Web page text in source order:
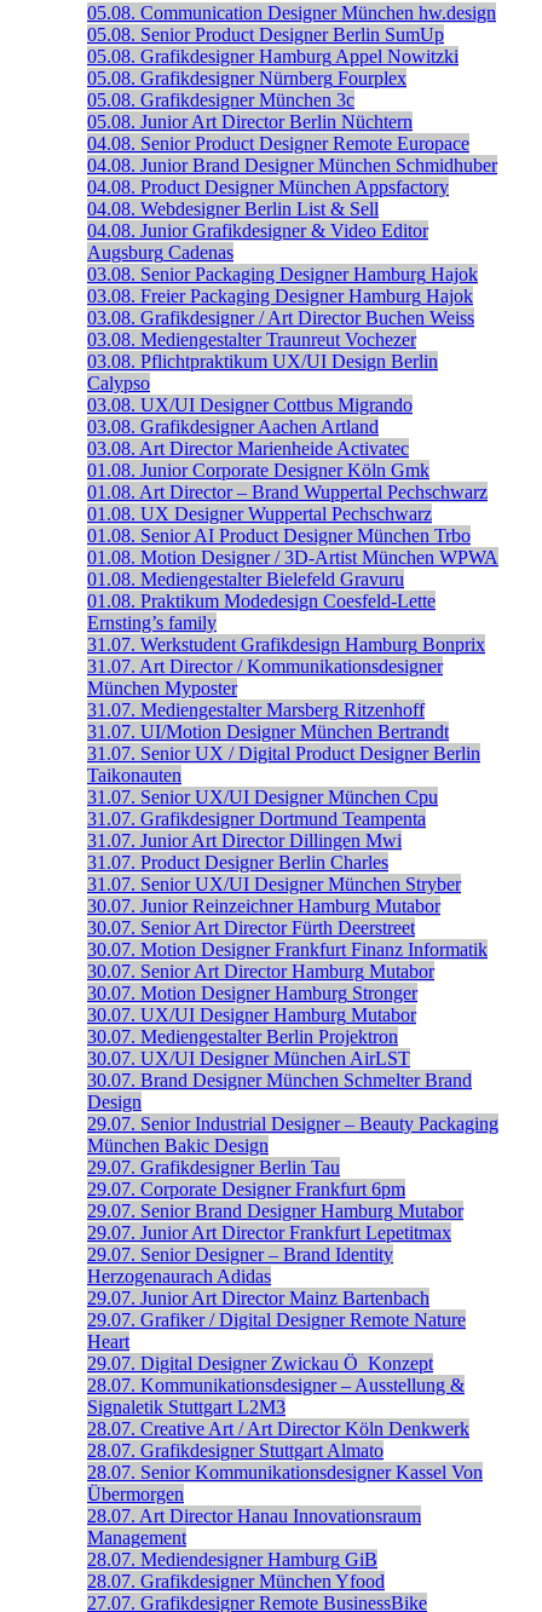
05.08. Communication Designer München hw.design
05.08. Senior Product Designer Berlin SumUp
05.08. Grafikdesigner Hamburg Appel Nowitzki
05.08. Grafikdesigner Nürnberg Fourplex
05.08. Grafikdesigner München 3c
05.08. Junior Art Director Berlin Nüchtern
04.08. Senior Product Designer Remote Europace
04.08. Junior Brand Designer München Schmidhuber
04.08. Product Designer München Appsfactory
04.08. Webdesigner Berlin List & Sell
04.08. Junior Grafikdesigner & Video Editor
Augsburg Cadenas
03.08. Senior Packaging Designer Hamburg Hajok
03.08. Freier Packaging Designer Hamburg Hajok
03.08. Grafikdesigner / Art Director Buchen Weiss
03.08. Mediengestalter Traunreut Vochezer
03.08. Pflichtpraktikum UX/UI Design Berlin
Calypso
03.08. UX/UI Designer Cottbus Migrando
03.08. Grafikdesigner Aachen Artland
03.08. Art Director Marienheide Activatec
01.08. Junior Corporate Designer Köln Gmk
01.08. Art Director – Brand Wuppertal Pechschwarz
01.08. UX Designer Wuppertal Pechschwarz
01.08. Senior AI Product Designer München Trbo
01.08. Motion Designer / 3D-Artist München WPWA
01.08. Mediengestalter Bielefeld Gravuru
01.08. Praktikum Modedesign Coesfeld-Lette
Ernsting’s family
31.07. Werkstudent Grafikdesign Hamburg Bonprix
31.07. Art Director / Kommunikationsdesigner
München Myposter
31.07. Mediengestalter Marsberg Ritzenhoff
31.07. UI/Motion Designer München Bertrandt
31.07. Senior UX / Digital Product Designer Berlin
Taikonauten
31.07. Senior UX/UI Designer München Cpu
31.07. Grafikdesigner Dortmund Teampenta
31.07. Junior Art Director Dillingen Mwi
31.07. Product Designer Berlin Charles
31.07. Senior UX/UI Designer München Stryber
30.07. Junior Reinzeichner Hamburg Mutabor
30.07. Senior Art Director Fürth Deerstreet
30.07. Motion Designer Frankfurt Finanz Informatik
30.07. Senior Art Director Hamburg Mutabor
30.07. Motion Designer Hamburg Stronger
30.07. UX/UI Designer Hamburg Mutabor
30.07. Mediengestalter Berlin Projektron
30.07. UX/UI Designer München AirLST
30.07. Brand Designer München Schmelter Brand
Design
29.07. Senior Industrial Designer – Beauty Packaging
München Bakic Design
29.07. Grafikdesigner Berlin Tau
29.07. Corporate Designer Frankfurt 6pm
29.07. Senior Brand Designer Hamburg Mutabor
29.07. Junior Art Director Frankfurt Lepetitmax
29.07. Senior Designer – Brand Identity
Herzogenaurach Adidas
29.07. Junior Art Director Mainz Bartenbach
29.07. Grafiker / Digital Designer Remote Nature
Heart
29.07. Digital Designer Zwickau Ö_Konzept
28.07. Kommunikationsdesigner – Ausstellung &
Signaletik Stuttgart L2M3
28.07. Creative Art / Art Director Köln Denkwerk
28.07. Grafikdesigner Stuttgart Almato
28.07. Senior Kommunikations­designer Kassel Von
Übermorgen
28.07. Art Director Hanau Innovationsraum
Management
28.07. Mediendesigner Hamburg GiB
28.07. Grafikdesigner München Yfood
27.07. Grafikdesigner Remote BusinessBike